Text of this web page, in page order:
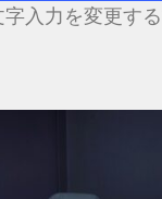
字入力を変更す